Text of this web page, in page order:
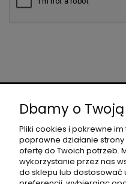
DLA
Dbamy o
Pliki cookies i pokrewne
poprawne działanie
ofertę do Twoich potrzeb.
wykorzystanie przez nas
do sklepu lub dostosować